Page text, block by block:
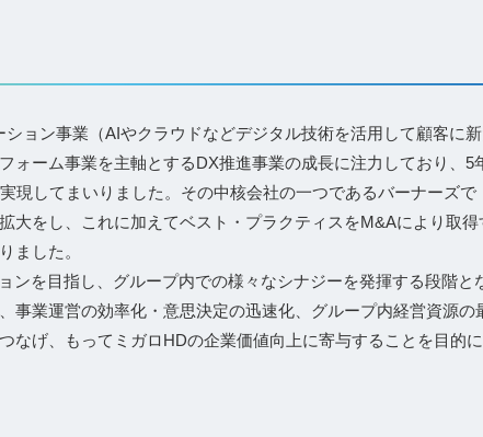
ョン事業（AIやクラウドなどデジタル技術を活用して顧客に新
ォーム事業を主軸とするDX推進事業の成長に注力しており、5
現してまいりました。その中核会社の一つであるバーナーズで
大をし、これに加えてベスト・プラクティスをM&Aにより取得
ました。
ンを目指し、グループ内での様々なシナジーを発揮する段階と
事業運営の効率化・意思決定の迅速化、グループ内経営資源の
なげ、もってミガロHDの企業価値向上に寄与することを目的